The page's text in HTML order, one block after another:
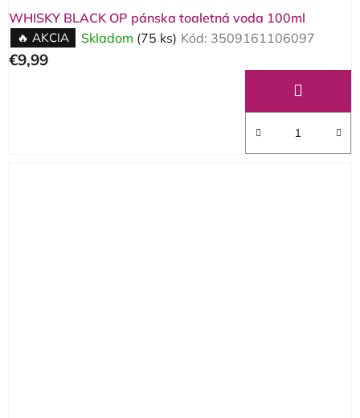
WHISKY BLACK OP pánska toaletná voda 100ml
🔥 AKCIA Skladom (75 ks) Kód: 3509161106097
€9,99